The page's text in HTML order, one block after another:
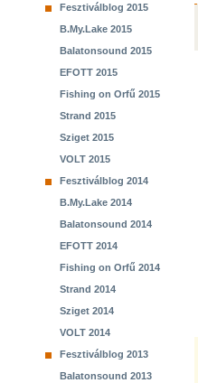
Fesztiválblog 2015
B.My.Lake 2015
Balatonsound 2015
EFOTT 2015
Fishing on Orfű 2015
Strand 2015
Sziget 2015
VOLT 2015
Fesztiválblog 2014
B.My.Lake 2014
Balatonsound 2014
EFOTT 2014
Fishing on Orfű 2014
Strand 2014
Sziget 2014
VOLT 2014
Fesztiválblog 2013
Balatonsound 2013